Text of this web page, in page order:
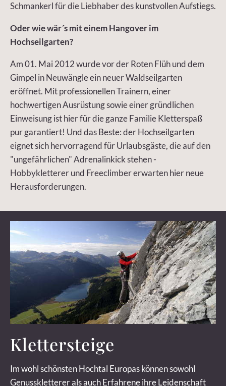
Schmankerl für die Liebhaber des kunstvollen Aufstiegs.
Oder wie wär´s mit einem Hangover im
Hochseilgarten?
Am 01. Mai 2012 wurde vor der Roten Flüh und dem
Gimpel in Neuwängle ein neuer Waldseilgarten
eröffnet. Mit professionellen Trainern, einer
hochwertigen Ausrüstung sowie einer gründlichen
Einweisung ist hier für die ganze Familie Kletterspaß
pur garantiert! Und das Beste: der Hochseilgarten
eignet sich hervorragend für Urlaubsgäste, die auf den
"ungefährlichen" Adrenalinkick stehen -
Hobbykletterer und Freeclimber erwarten hier neue
Herausforderungen.
Klettersteige
Im wohl schönsten Hochtal Europas können sowohl
Genusskletterer als auch Erfahrene ihre Leidenschaft